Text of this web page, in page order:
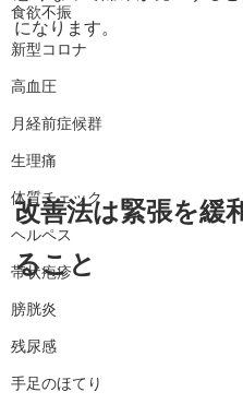
食欲不振
新型コロナ
高血圧
月経前症候群
生理痛
体質チェック
ヘルペス
帯状疱疹
膀胱炎
残尿感
手足のほてり
になります。
改善法は緊張を緩
ること